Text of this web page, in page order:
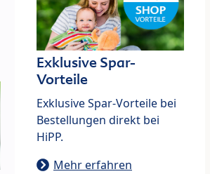
Exklusive Spar-
Vorteile
Exklusive Spar-Vorteile bei
Bestellungen direkt bei
HiPP.
Mehr erfahren